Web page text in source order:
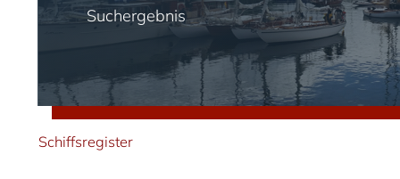
Suchergebnis
Schiffsregister